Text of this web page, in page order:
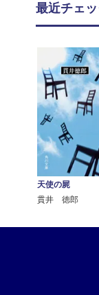
最近チェ
天使の屍
貫井 徳郎